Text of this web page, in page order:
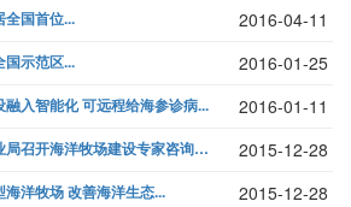
全国首位... 2016-04-11
国示范区... 2016-01-25
入智能化 可远程给海参诊病... 2016-01-11
江苏南通市海洋与渔业局召开海洋牧场建设专家咨询会... 2015-12-28
洋牧场 改善海洋生态... 2015-12-28